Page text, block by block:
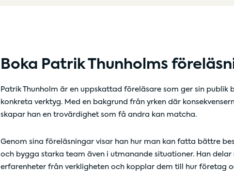
Boka Patrik Thunholms
Patrik Thunholm är en uppskattad föreläsare som ger sin publik
konkreta verktyg. Med en bakgrund från yrken där
skapar han en trovärdighet som få andra kan matcha.
Genom sina föreläsningar visar han hur man kan fatta bättre
och bygga starka team även i utmanande situationer. Han delar
erfarenheter från verkligheten och kopplar dem till hur företag